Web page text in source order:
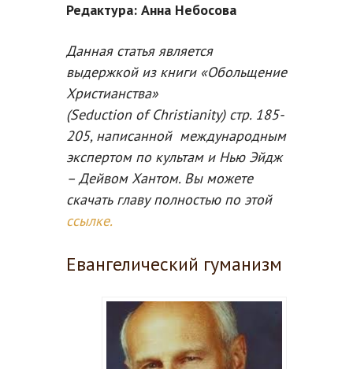
Редактура: Анна Небосова
Данная статья является
выдержкой из книги «Обольщение
Христианства»
(Seduction of Christianity) стр. 185-
205, написанной международным
экспертом по культам и Нью Эйдж
– Дейвом Хантом. Вы можете
скачать главу полностью по этой
ссылке.
Евангелический гуманизм